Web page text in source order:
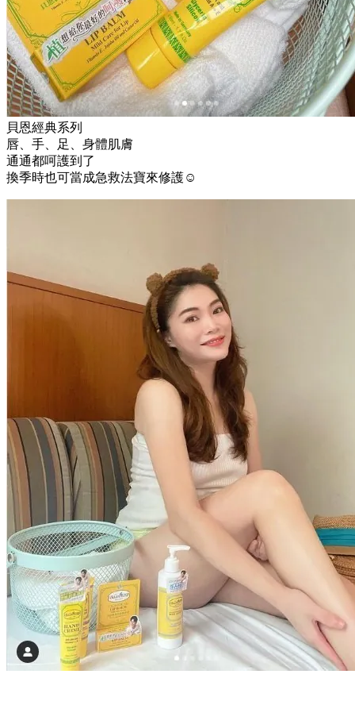
貝恩經典系列
唇、手、足、身體肌膚
通通都呵護到了
換季時也可當成急救法寶來修護☺️